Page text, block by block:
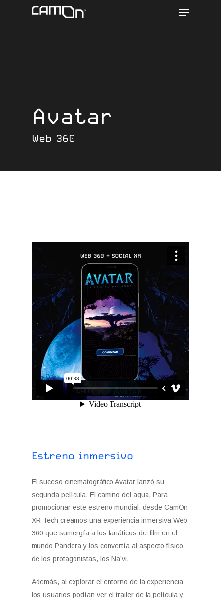
Menu
Avatar
Web 360
Estreno inmersivo
El suceso cinematográfico Avatar lanzó su
segunda película, El camino del agua. Para
promocionar este estreno mundial, desde CamOn
XR Tech creamos una experiencia inmersiva Web
360 que sumergía a los fanáticos del film en el
mundo Pandora y los convertía al aspecto físico
de los protagonistas, los Na’vi.
Además, al explorar el entorno de la experiencia,
los usuarios podían ver el trailer de la película y